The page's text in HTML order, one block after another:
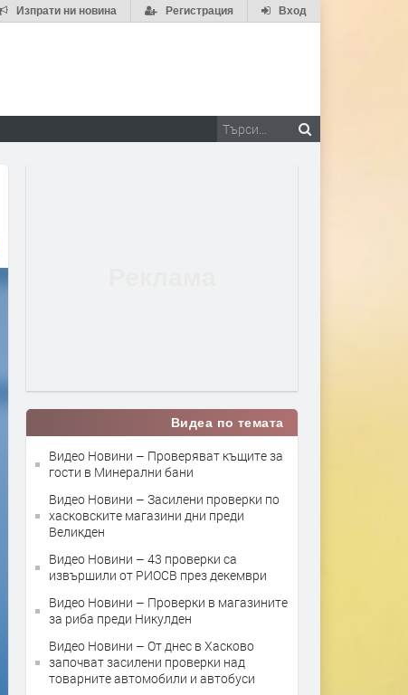
Вход
Регистрация
Изпрати ни новина
Видеа по темата
Видео Новини – Проверяват къщите за
гости в Минерални бани
Видео Новини – Засилени проверки по
хасковските магазини дни преди
Великден
Видео Новини – 43 проверки са
извършили от РИОСВ през декември
Видео Новини – Проверки в магазините
за риба преди Никулден
Видео Новини – От днес в Хасково
започват засилени проверки над
товарните автомобили и автобуси